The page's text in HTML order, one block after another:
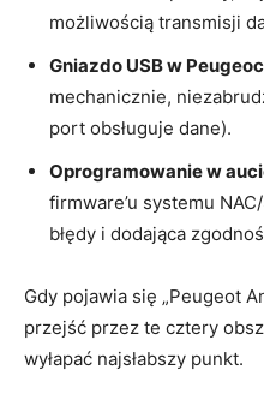
możliwością transmisji
Gniazdo USB w
mechanicznie,
port obsługuje dane).
Oprogramowanie w
firmware’u systemu
błędy i dodająca
Gdy pojawia się „Peugeot
przejść przez te cztery
wyłapać najsłabszy punkt.